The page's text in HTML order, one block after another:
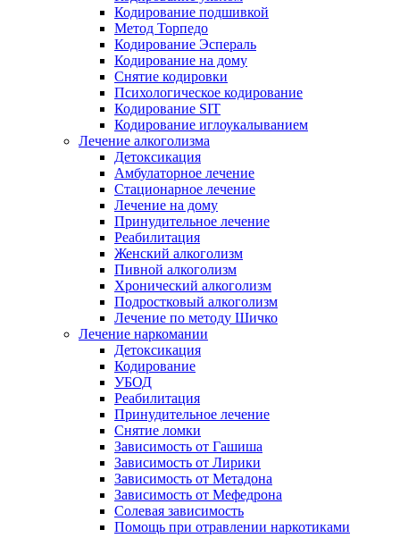
Кодирование подшивкой
Метод Торпедо
Кодирование Эспераль
Кодирование на дому
Снятие кодировки
Психологическое кодирование
Кодирование SIT
Кодирование иглоукалыванием
Лечение алкоголизма
Детоксикация
Амбулаторное лечение
Стационарное лечение
Лечение на дому
Принудительное лечение
Реабилитация
Женский алкоголизм
Пивной алкоголизм
Хронический алкоголизм
Подростковый алкоголизм
Лечение по методу Шичко
Лечение наркомании
Детоксикация
Кодирование
УБОД
Реабилитация
Принудительное лечение
Снятие ломки
Зависимость от Гашиша
Зависимость от Лирики
Зависимость от Метадона
Зависимость от Мефедрона
Солевая зависимость
Помощь при отравлении наркотиками